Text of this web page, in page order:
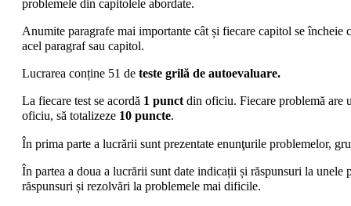
problemele din capitolele abordate.
Anumite paragrafe mai importante cât și fiecare capitol se încheie
acel paragraf sau capitol.
Lucrarea conține 51 de teste grilă de autoevaluare.
La fiecare test se acordă 1 punctdin oficiu. Fiecare problemă are
oficiu, să totalizeze 10 puncte.
În prima parte a lucrării sunt prezentate enunţurile problemelor,
În partea a doua a lucrării sunt date indicații și răspunsuri la
răspunsuri și rezolvări la problemele mai dificile.